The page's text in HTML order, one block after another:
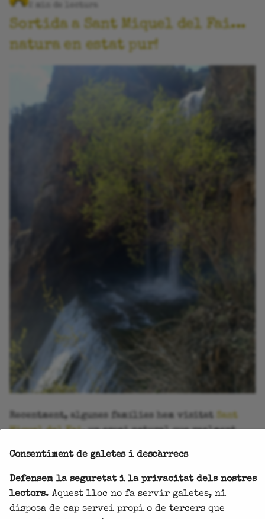
2 min de lectura
Sortida a Sant Miquel del Fai...
natura en estat pur!
Recentment, algunes famílies hem visitat
Sant
Miquel del Fai, un espai natural que realment
Consentiment de galetes i descàrrecs
Defensem la seguretat i la privacitat dels nostres
lectors. Aquest lloc no fa servir galetes, ni
disposa de cap servei propi o de tercers que